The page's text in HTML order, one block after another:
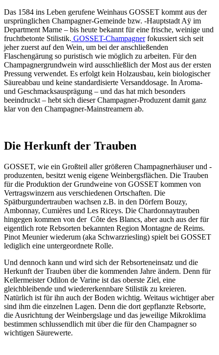
Das 1584 ins Leben gerufene Weinhaus GOSSET kommt aus der
ursprünglichen Champagner-Gemeinde bzw. -Hauptstadt Aÿ im
Department Marne – bis heute bekannt für eine frische, weinige und
fruchtbetonte Stilistik. GOSSET-Champagnerfokussiert sich seit
jeher zuerst auf den Wein, um bei der anschließenden
Flaschengärung so puristisch wie möglich zu arbeiten. Für den
Champagnergrundwein wird ausschließlich der Most aus der ersten
Pressung verwendet. Es erfolgt kein Holzausbau, kein biologischer
Säureabbau und keine standardisierte Versanddosage. In Aroma-
und Geschmacksausprägung – und das hat mich besonders
beeindruckt – hebt sich dieser Champagner-Produzent damit ganz
klar von den Champagner-Mainstreamern ab.
Die Herkunft der Trauben
GOSSET, wie ein Großteil aller größeren Champagnerhäuser und -
produzenten, besitzt wenig eigene Weinbergsflächen. Die Trauben
für die Produktion der Grundweine von GOSSET kommen von
Vertragswinzern aus verschiedenen Ortschaften. Die
Spätburgundertrauben wachsen z.B. in den Dörfern Bouzy,
Ambonnay, Cumières und Les Riceys. Die Chardonnaytrauben
hingegen kommen von der Côte des Blancs, aber auch aus der für
eigentlich rote Rebsorten bekannten Region Montagne de Reims.
Pinot Meunier wiederum (aka Schwarzriesling) spielt bei GOSSET
lediglich eine untergeordnete Rolle.
Und dennoch kann und wird sich der Rebsorteneinsatz und die
Herkunft der Trauben über die kommenden Jahre ändern. Denn für
Kellermeister Odilon de Varine ist das oberste Ziel, eine
gleichbleibende und wiedererkennbare Stilistik zu kreieren.
Natürlich ist für ihn auch der Boden wichtig. Weitaus wichtiger aber
sind ihm die einzelnen Lagen. Denn die dort gepflanzte Rebsorte,
die Ausrichtung der Weinbergslage und das jeweilige Mikroklima
bestimmen schlussendlich mit über die für den Champagner so
wichtigen Säurewerte.